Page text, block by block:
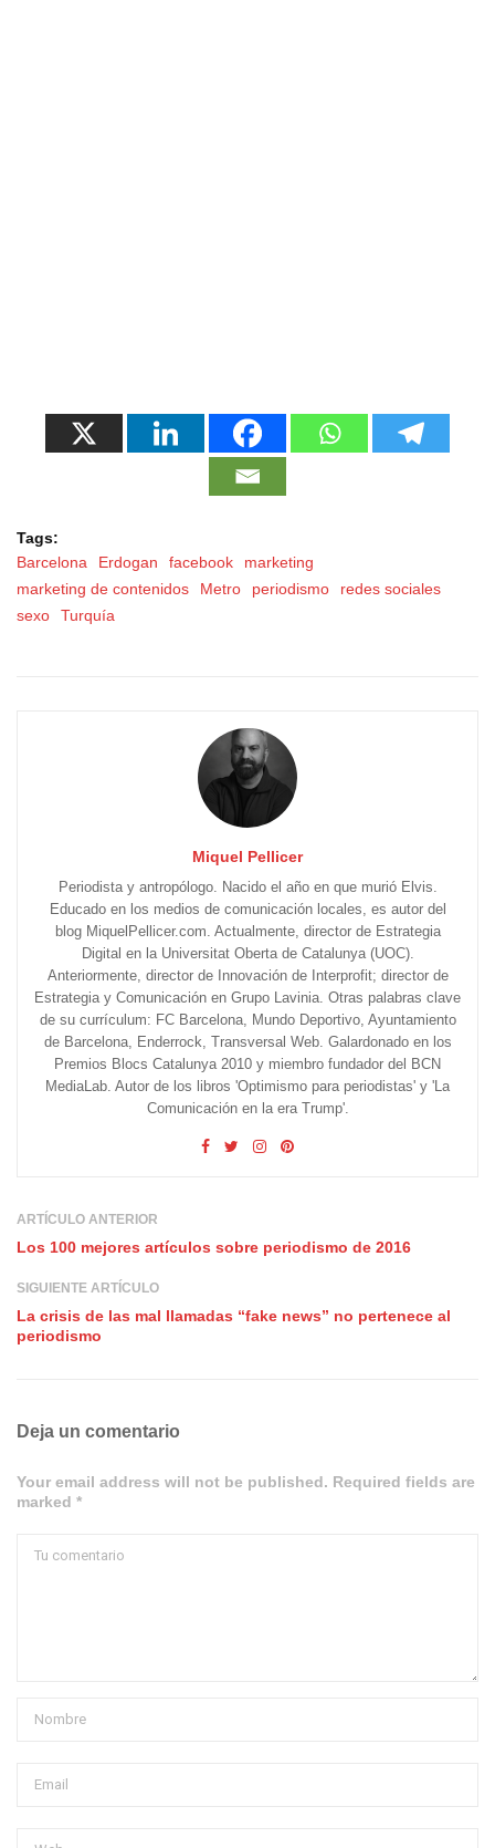
Tags:
Barcelona
Erdogan facebook
marketing
marketing de contenidos
Metro periodismo
redes sociales
sexo
Turquía
Miquel Pellicer
Periodista y antropólogo. Nacido el año en que murió Elvis.
Educado en los medios de comunicación locales, es autor del
blog MiquelPellicer.com. Actualmente, director de Estrategia
Digital en la Universitat Oberta de Catalunya (UOC).
Anteriormente, director de Innovación de Interprofit; director de
Estrategia y Comunicación en Grupo Lavinia. Otras palabras clave
de su currículum: FC Barcelona, Mundo Deportivo, Ayuntamiento
de Barcelona, Enderrock, Transversal Web. Galardonado en los
Premios Blocs Catalunya 2010 y miembro fundador del BCN
MediaLab. Autor de los libros 'Optimismo para periodistas' y 'La
Comunicación en la era Trump'.
ARTÍCULO ANTERIOR
Los 100 mejores artículos sobre periodismo de 2016
SIGUIENTE ARTÍCULO
La crisis de las mal llamadas “fake news” no pertenece al
periodismo
Deja un comentario
Your email address will not be published. Required fields are
marked *